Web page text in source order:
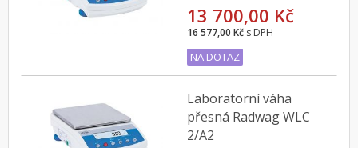
13 700,00 Kč
16 577,00 Kč s DPH
NA DOTAZ
Laboratorní váha
přesná Radwag WLC
2/A2